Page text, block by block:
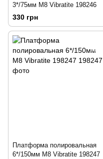
3*/75мм М8 Vibratite 198246
330 грн
Платформа полировальная
6*/150мм М8 Vibratite 198247